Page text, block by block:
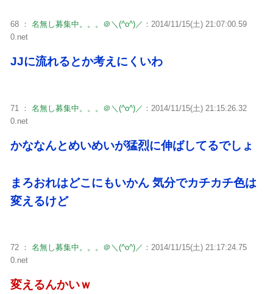
68 ： 名無し募集中。。。＠＼(^o^)／ ：2014/11/15(土) 21:07:00.59
0.net
JJに流れるとか考えにくいわ
71 ： 名無し募集中。。。＠＼(^o^)／ ：2014/11/15(土) 21:15:26.32
0.net
かななんとめいめいが猛烈に伸ばしてるでしょ
まろおれはどこにもいかん 気分でカチカチ色は
変えるけど
72 ： 名無し募集中。。。＠＼(^o^)／ ：2014/11/15(土) 21:17:24.75
0.net
変えるんかいｗ